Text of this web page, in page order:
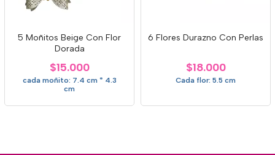
5 Moñitos Beige Con Flor
Dorada
$15.000
cada moñito: 7.4 cm * 4.3
cm
6 Flores Durazno Con Perlas
$18.000
Cada flor: 5.5 cm